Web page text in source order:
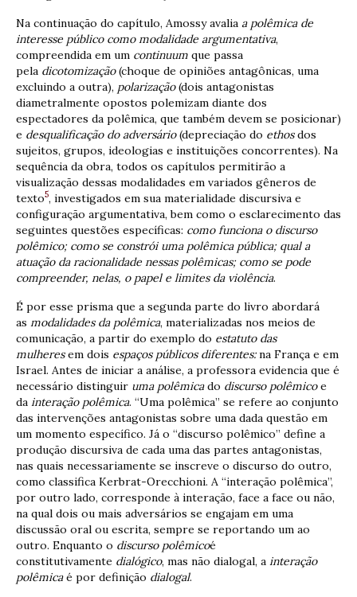
Na continuação do capítulo, Amossy avalia a polêmica de
interesse público como modalidade argumentativa,
compreendida em um continuum que passa
pela dicotomização(choque de opiniões antagônicas, uma
excluindo a outra), polarização(dois antagonistas
diametralmente opostos polemizam diante dos
espectadores da polêmica, que também devem se posicionar)
e desqualificação do adversário(depreciação do ethosdos
sujeitos, grupos, ideologias e instituições concorrentes). Na
sequência da obra, todos os capítulos permitirão a
visualização dessas modalidades em variados gêneros de
texto5, investigados em sua materialidade discursiva e
configuração argumentativa, bem como o esclarecimento das
seguintes questões específicas: como funciona o discurso
polêmico; como se constrói uma polêmica pública; qual a
atuação da racionalidade nessas polêmicas; como se pode
compreender, nelas, o papel e limites da violência.
É por esse prisma que a segunda parte do livro abordará
as modalidades da polêmica, materializadas nos meios de
comunicação, a partir do exemplo do estatuto das
mulheresem dois espaços públicos diferentes:na França e em
Israel. Antes de iniciar a análise, a professora evidencia que é
necessário distinguir uma polêmicado discurso polêmicoe
da interação polêmica. “Uma polêmica” se refere ao conjunto
das intervenções antagonistas sobre uma dada questão em
um momento específico. Já o “discurso polêmico” define a
produção discursiva de cada uma das partes antagonistas,
nas quais necessariamente se inscreve o discurso do outro,
como classifica Kerbrat-Orecchioni. A “interação polêmica”,
por outro lado, corresponde à interação, face a face ou não,
na qual dois ou mais adversários se engajam em uma
discussão oral ou escrita, sempre se reportando um ao
outro. Enquanto o discurso polêmicoé
constitutivamente dialógico, mas não dialogal, a interação
polêmicaé por definição dialogal.